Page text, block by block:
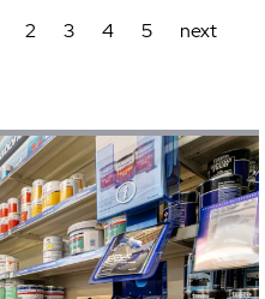
2 3 4 5 next